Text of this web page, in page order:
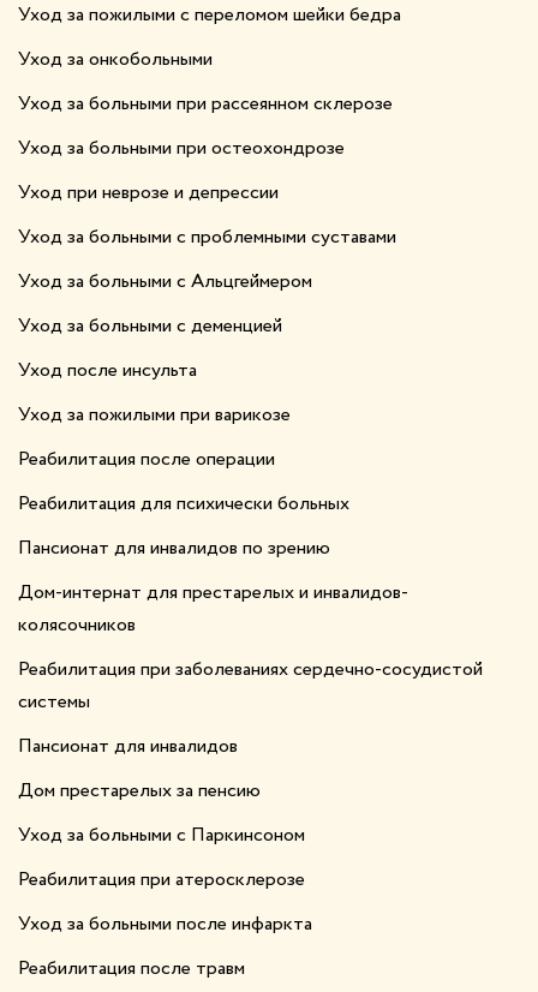
Уход за пожилыми с переломом шейки бедра
Уход за онкобольными
Уход за больными при рассеянном склерозе
Уход за больными при остеохондрозе
Уход при неврозе и депрессии
Уход за больными с проблемными суставами
Уход за больными с Альцгеймером
Уход за больными с деменцией
Уход после инсульта
Уход за пожилыми при варикозе
Реабилитация после операции
Реабилитация для психически больных
Пансионат для инвалидов по зрению
Дом-интернат для престарелых и инвалидов-
колясочников
Реабилитация при заболеваниях сердечно-сосудистой
системы
Пансионат для инвалидов
Дом престарелых за пенсию
Уход за больными с Паркинсоном
Реабилитация при атеросклерозе
Уход за больными после инфаркта
Реабилитация после травм